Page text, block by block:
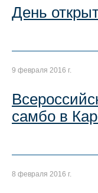
День
9 февраля 2016 г.
самбо в
8 февраля 2016 г.